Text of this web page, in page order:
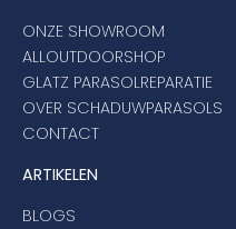
ONZE SHOWROOM
ALLOUTDOORSHOP
GLATZ PARASOLREPARATIE
OVER SCHADUWPARASOLS
CONTACT
ARTIKELEN
BLOGS